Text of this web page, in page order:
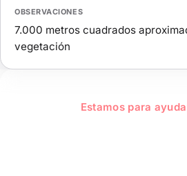
OBSERVACIONES
7.000 metros cuadrados
vegetación
Estamos para